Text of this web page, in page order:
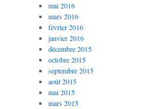
mai 2016
mars 2016
février 2016
janvier 2016
décembre 2015
octobre 2015
septembre 2015
août 2015
mai 2015
mars 2015